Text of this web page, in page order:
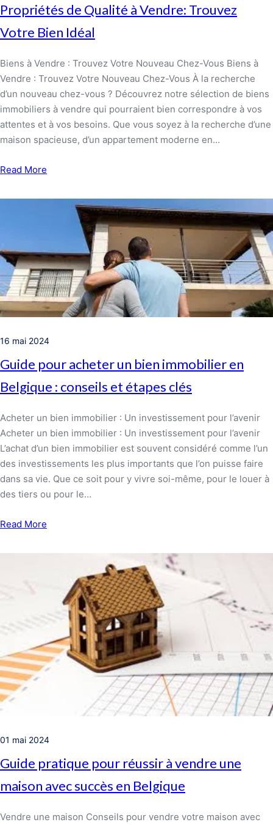
Propriétés de Qualité à Vendre: Trouvez
Votre Bien Idéal
Biens à Vendre : Trouvez Votre Nouveau Chez-Vous Biens à
Vendre : Trouvez Votre Nouveau Chez-Vous À la recherche
d’un nouveau chez-vous ? Découvrez notre sélection de biens
immobiliers à vendre qui pourraient bien correspondre à vos
attentes et à vos besoins. Que vous soyez à la recherche d’une
maison spacieuse, d’un appartement moderne en…
Read More
16 mai 2024
Guide pour acheter un bien immobilier en
Belgique : conseils et étapes clés
Acheter un bien immobilier : Un investissement pour l’avenir
Acheter un bien immobilier : Un investissement pour l’avenir
L’achat d’un bien immobilier est souvent considéré comme l’un
des investissements les plus importants que l’on puisse faire
dans sa vie. Que ce soit pour y vivre soi-même, pour le louer à
des tiers ou pour le…
Read More
01 mai 2024
Guide pratique pour réussir à vendre une
maison avec succès en Belgique
Vendre une maison Conseils pour vendre votre maison avec